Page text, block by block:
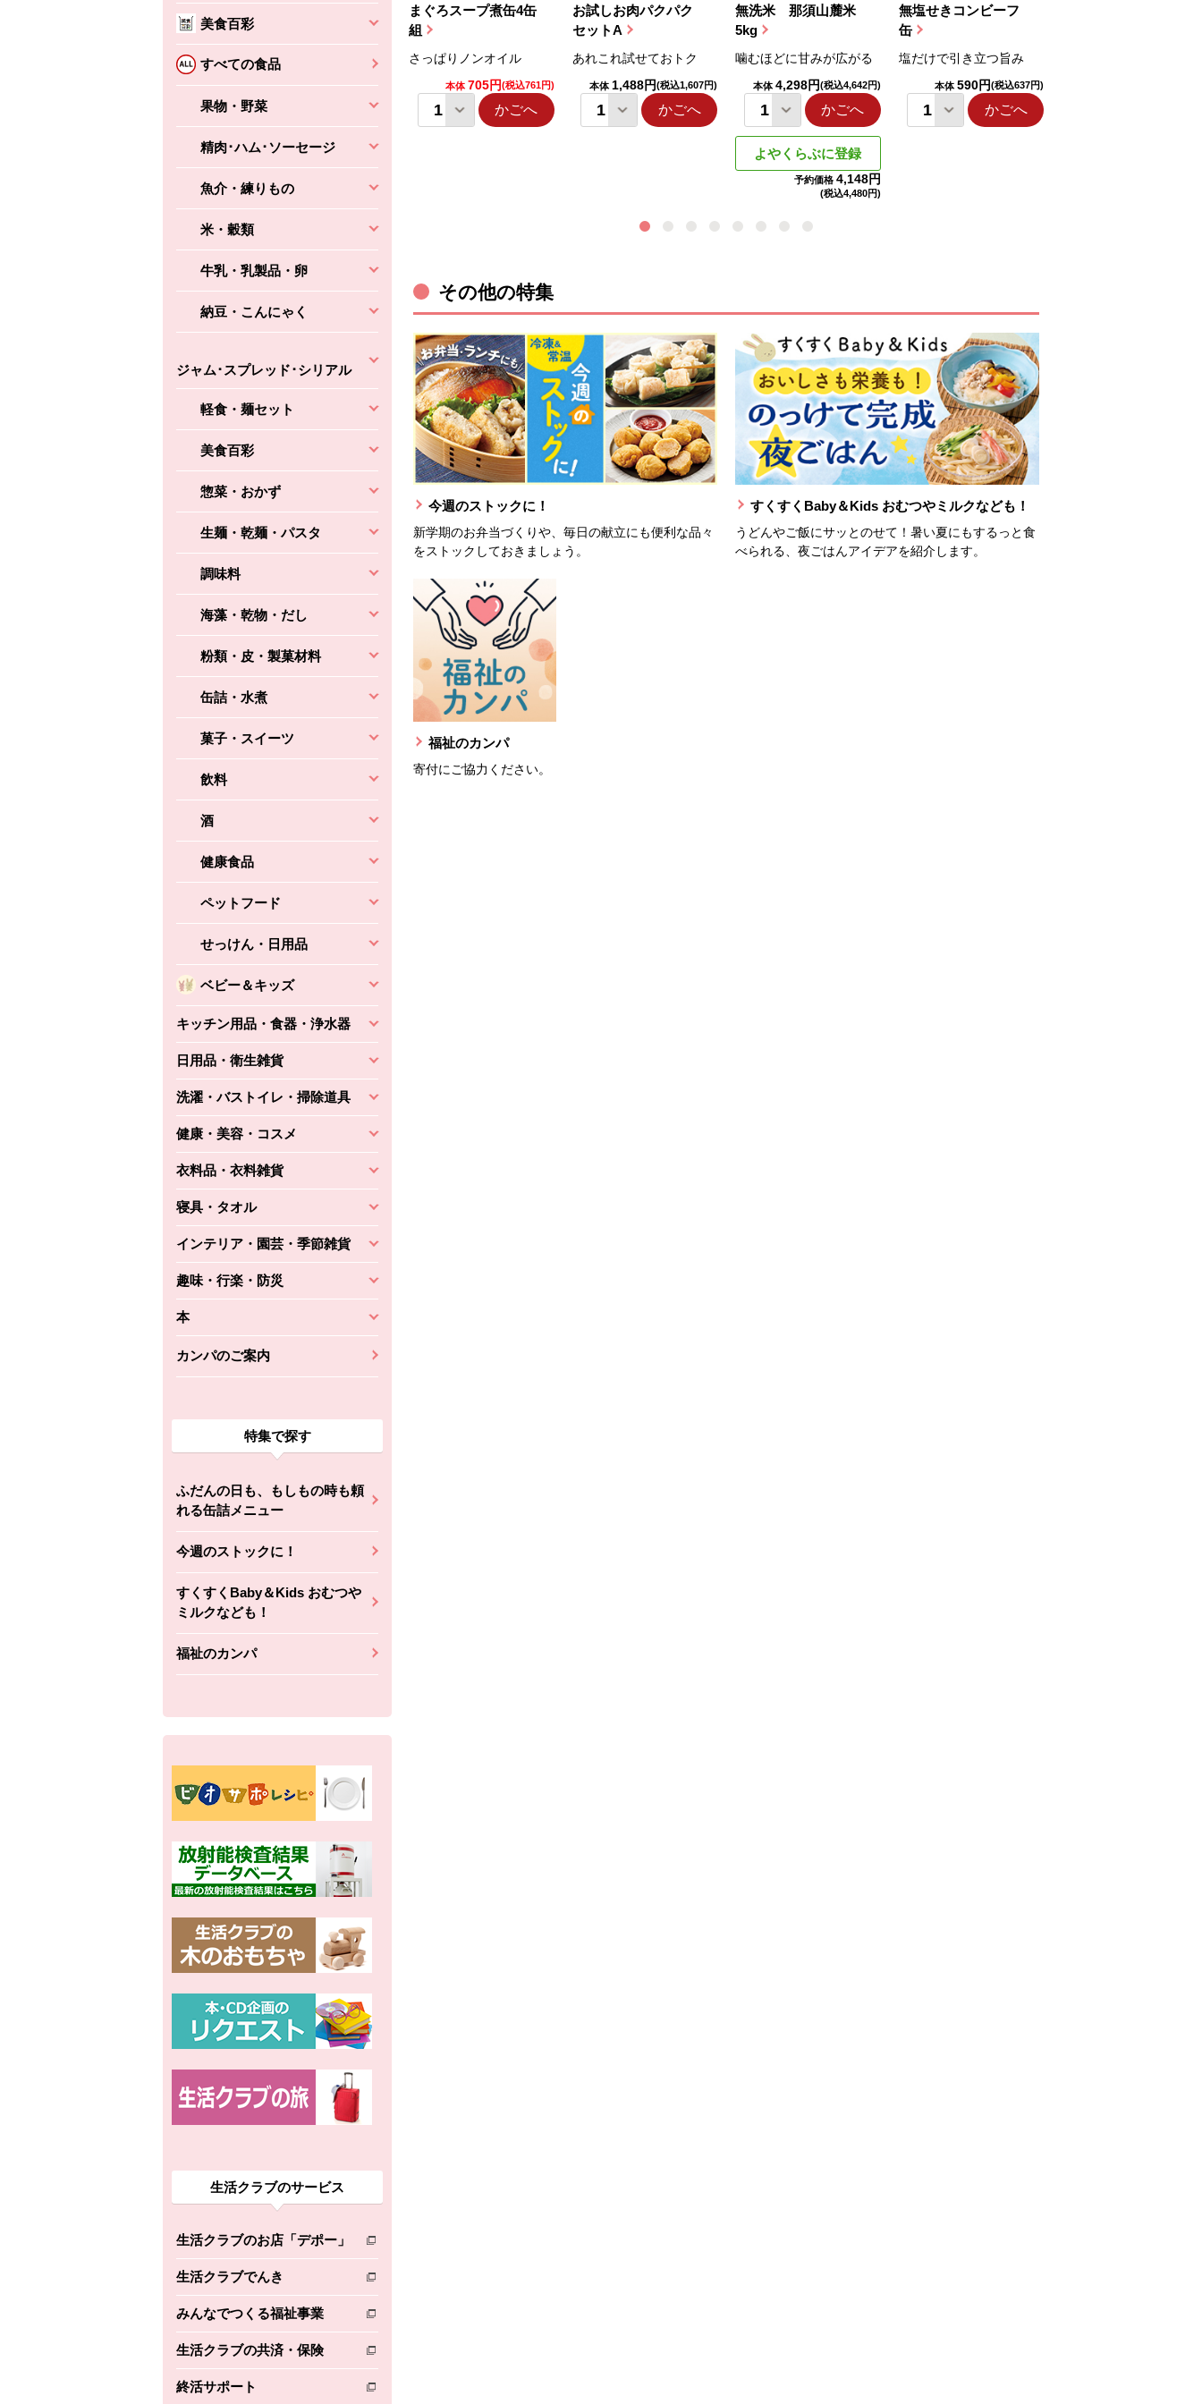
美食百彩
すべての食品
果物・野菜
精肉･ハム･ソーセージ
魚介・練りもの
米・穀類
牛乳・乳製品・卵
納豆・こんにゃく
ジャム･スプレッド･シリアル
軽食・麺セット
美食百彩
惣菜・おかず
生麺・乾麺・パスタ
調味料
海藻・乾物・だし
粉類・皮・製菓材料
缶詰・水煮
菓子・スイーツ
飲料
酒
健康食品
ペットフード
せっけん・日用品
ベビー＆キッズ
キッチン用品・食器・浄水器
日用品・衛生雑貨
洗濯・バストイレ・掃除道具
健康・美容・コスメ
衣料品・衣料雑貨
寝具・タオル
インテリア・園芸・季節雑貨
趣味・行楽・防災
本
カンパのご案内
特集で探す
ふだんの日も、もしもの時も頼
れる缶詰メニュー
今週のストックに！
すくすくBaby＆Kids おむつや
ミルクなども！
福祉のカンパ
生活クラブのサービス
生活クラブのお店「デポー」
別のウィンドウで開きます。
生活クラブでんき
別のウィンドウで開きます。
みんなでつくる福祉事業
別のウィンドウで開きます。
生活クラブの共済・保険
別のウィンドウで開きます。
終活サポート
別のウィンドウで開きます。
まぐろスープ煮缶4缶
組
さっぱりノンオイル
本体 705円(税込761円)
かごへ
お試しお肉パクパク
セットA
あれこれ試せておトク
本体 1,488円(税込1,607円)
かごへ
無洗米 那須山麓米
5kg
噛むほどに甘みが広がる
本体 4,298円(税込4,642円)
かごへ
よやくらぶに登録
予約価格 4,148円
(税込4,480円)
無塩せきコンビーフ
缶
塩だけで引き立つ旨み
本体 590円(税込637円)
かごへ
ちょこっと揚げ（香
えびの風味がぶわっ！
(税込356円)
かごへ
本体 (税込2,333円)
かごへ
その他の特集
今週のストックに！
新学期のお弁当づくりや、毎日の献立にも便利な品々
をストックしておきましょう。
すくすくBaby＆Kids おむつやミルクなども！
うどんやご飯にサッとのせて！暑い夏にもするっと食
べられる、夜ごはんアイデアを紹介します。
福祉のカンパ
寄付にご協力ください。